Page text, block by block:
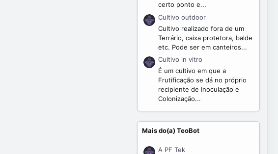
certo ponto e...
Cultivo outdoor
Cultivo realizado fora de um
Terrário, caixa protetora, balde
etc. Pode ser em canteiros...
Cultivo in vitro
É um cultivo em que a
Frutificação se dá no próprio
recipiente de Inoculação e
Colonização...
Mais do(a) TeoBot
A PF Tek